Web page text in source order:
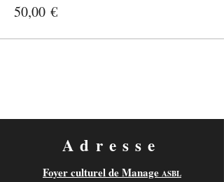
50,00 €
Adresse
Foyer culturel de Manage ASBL